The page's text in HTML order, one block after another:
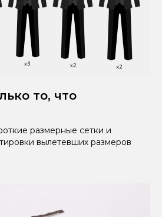
то, что
размерные сетки и
вылетевших размеров